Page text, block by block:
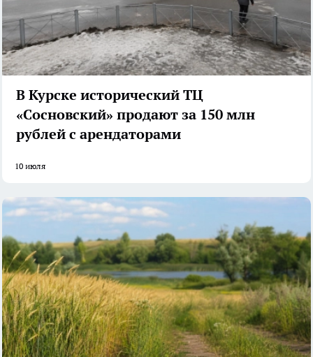
В Курске исторический ТЦ
«Сосновский» продают за 150 млн
рублей с арендаторами
10 июля